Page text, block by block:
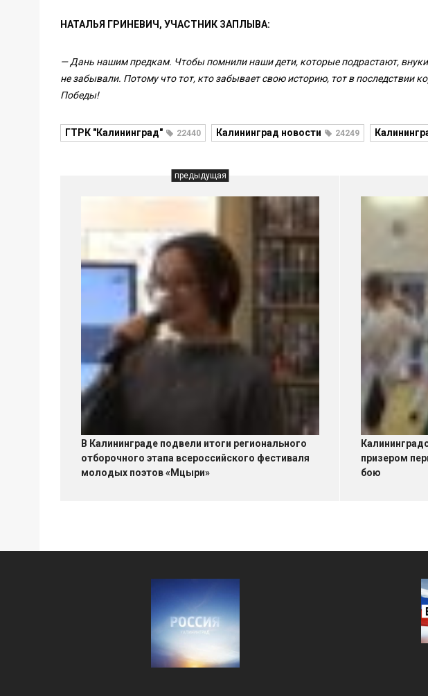
НАТАЛЬЯ ГРИНЕВИЧ, УЧАСТНИК ЗАПЛЫВА:
— Дань нашим предкам. Чтобы помнили наши дети, которые подрастают,
не забывали. Потому что тот, кто забывает свою историю, тот в последствии
Победы!
ГТРК "Калининград" 22440 Калининград новости 24249
предыдущая
В Калининграде подвели итоги регионального
отборочного этапа всероссийского фестиваля
молодых поэтов «Мцыри»
призером
бою